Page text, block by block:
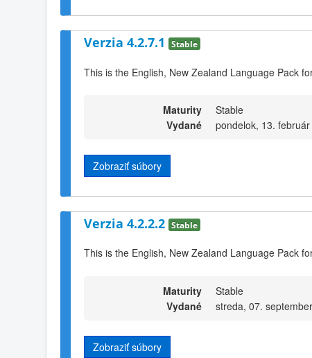
Verzia 4.2.7.1 Stable
This is the English, New Zealand Language Pack
Maturity
Stable
Vydané
pondelok, 13.
Zobraziť súbory
Verzia 4.2.2.2 Stable
This is the English, New Zealand Language Pack
Maturity
Stable
Vydané
streda, 07.
Zobraziť súbory